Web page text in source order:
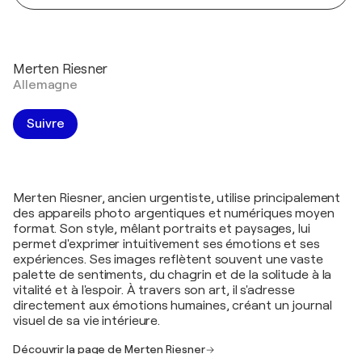
Merten Riesner
Allemagne
Suivre
Merten Riesner, ancien urgentiste, utilise principalement
des appareils photo argentiques et numériques moyen
format. Son style, mêlant portraits et paysages, lui
permet d'exprimer intuitivement ses émotions et ses
expériences. Ses images reflètent souvent une vaste
palette de sentiments, du chagrin et de la solitude à la
vitalité et à l'espoir. À travers son art, il s'adresse
directement aux émotions humaines, créant un journal
visuel de sa vie intérieure.
Découvrir la page de Merten Riesner